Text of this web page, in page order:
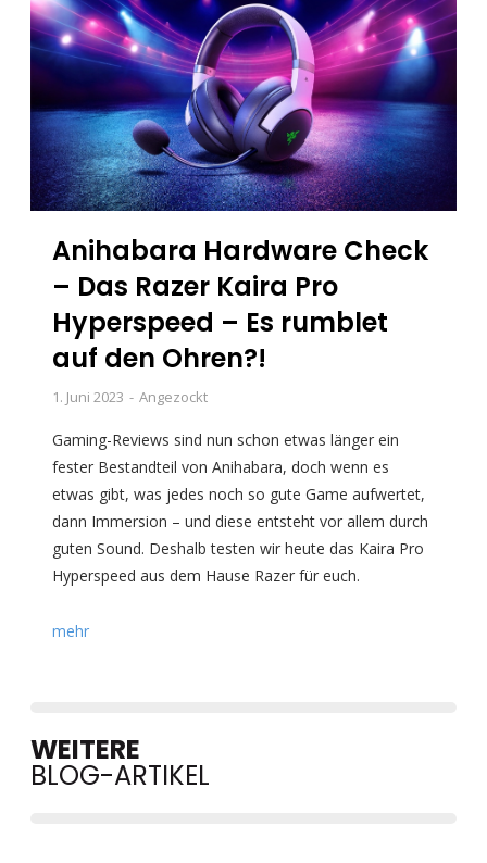
Anihabara Hardware Check
– Das Razer Kaira Pro
Hyperspeed – Es rumblet
auf den Ohren?!
1. Juni 2023 Angezockt
Gaming-Reviews sind nun schon etwas länger ein
fester Bestandteil von Anihabara, doch wenn es
etwas gibt, was jedes noch so gute Game aufwertet,
dann Immersion – und diese entsteht vor allem durch
guten Sound. Deshalb testen wir heute das Kaira Pro
Hyperspeed aus dem Hause Razer für euch.
mehr
WEITERE
BLOG-ARTIKEL